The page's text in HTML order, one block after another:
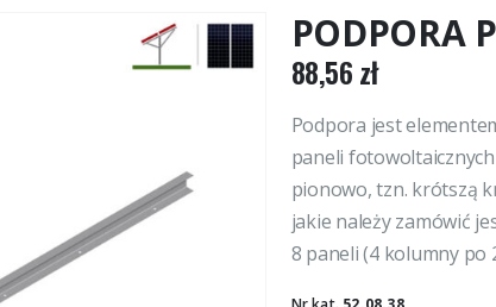
PODPORA
88,56zł
Podpora jest
paneli
pionowo, tzn. krótszą
jakie należy zamówić
8 paneli (4 kolumny po